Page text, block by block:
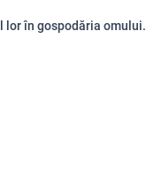
în gospodăria omului.